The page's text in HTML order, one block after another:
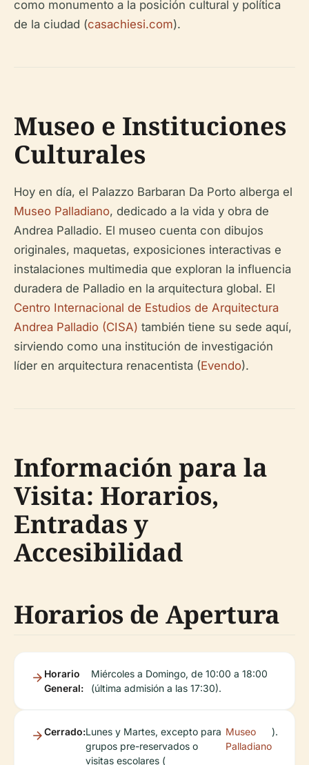
como monumento a la posición cultural y política
de la ciudad (casachiesi.com).
Museo e Instituciones
Culturales
Hoy en día, el Palazzo Barbaran Da Porto alberga el
Museo Palladiano, dedicado a la vida y obra de
Andrea Palladio. El museo cuenta con dibujos
originales, maquetas, exposiciones interactivas e
instalaciones multimedia que exploran la influencia
duradera de Palladio en la arquitectura global. El
Centro Internacional de Estudios de Arquitectura
Andrea Palladio (CISA) también tiene su sede aquí,
sirviendo como una institución de investigación
líder en arquitectura renacentista (Evendo).
Información para la
Visita: Horarios,
Entradas y
Accesibilidad
Horarios de Apertura
Horario
General:
Miércoles a Domingo, de 10:00 a 18:00
(última admisión a las 17:30).
Cerrado:Lunes y Martes, excepto para
grupos pre-reservados o
visitas escolares (
Museo
Palladiano
).